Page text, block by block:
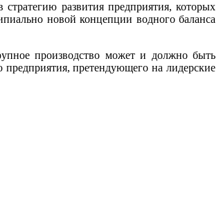
развития предприятия, которых
новой концепции водного баланса
производство может и должно быть
претендующего на лидерские